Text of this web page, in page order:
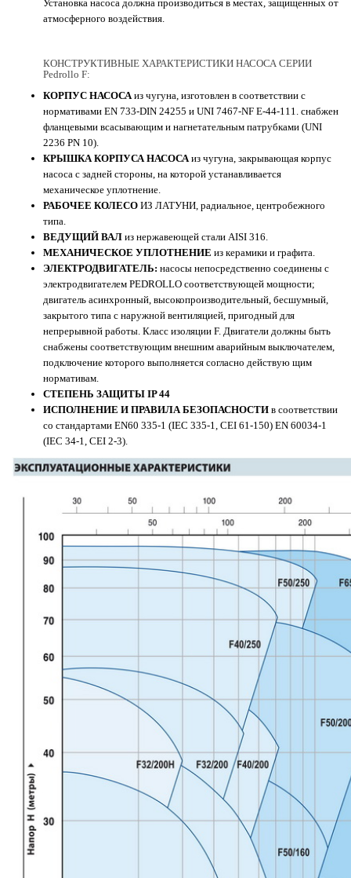
Установка насоса должна производиться в местах, защищенных от
атмосферного воздействия.
КОНСТРУКТИВНЫЕ ХАРАКТЕРИСТИКИ НАСОСА СЕРИИ
Pedrollo F:
КОРПУС НАСОСА из чугуна, изготовлен в соответствии с
нормативами EN 733-DIN 24255 и UNI 7467-NF Е-44-111. снабжен
фланцевыми всасывающим и нагнетательным патрубками (UNI
2236 PN 10).
КРЫШКА КОРПУСА НАСОСА из чугуна, закрывающая корпус
насоса с задней стороны, на которой устанавливается
механическое уплотнение.
РАБОЧЕЕ КОЛЕСО ИЗ ЛАТУНИ, радиальное, центробежного
типа.
ВЕДУЩИЙ ВАЛ из нержавеющей стали AISI 316.
МЕХАНИЧЕСКОЕ УПЛОТНЕНИЕ из керамики и графита.
ЭЛЕКТРОДВИГАТЕЛЬ: насосы непосредственно соединены с
электродвигателем PEDROLLO соответствующей мощности;
двигатель асинхронный, высокопроизводительный, бесшумный,
закрытого типа с наружной вентиляцией, пригодный для
непрерывной работы. Класс изоляции F. Двигатели должны быть
снабжены соответствующим внешним аварийным выключателем,
подключение которого выполняется согласно действую щим
нормативам.
СТЕПЕНЬ ЗАЩИТЫ IP 44
ИСПОЛНЕНИЕ И ПРАВИЛА БЕЗОПАСНОСТИ в соответствии
со стандартами EN60 335-1 (IEC 335-1, CEI 61-150) EN 60034-1
(IEC 34-1, CEI 2-3).